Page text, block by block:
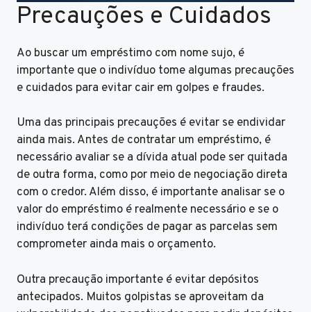
Precauções e Cuidados
Ao buscar um empréstimo com nome sujo, é
importante que o indivíduo tome algumas precauções
e cuidados para evitar cair em golpes e fraudes.
Uma das principais precauções é evitar se endividar
ainda mais. Antes de contratar um empréstimo, é
necessário avaliar se a dívida atual pode ser quitada
de outra forma, como por meio de negociação direta
com o credor. Além disso, é importante analisar se o
valor do empréstimo é realmente necessário e se o
indivíduo terá condições de pagar as parcelas sem
comprometer ainda mais o orçamento.
Outra precaução importante é evitar depósitos
antecipados. Muitos golpistas se aproveitam da